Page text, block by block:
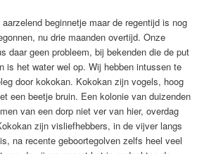
beginnetje maar de regentijd is nog
nu drie maanden overtijd. Onze
daar geen probleem, bij bekenden die de put
is het water wel op. Wij hebben intussen te
door kokokan. Kokokan zijn vogels, hoog
een beetje bruin. Een kolonie van duizenden
van een dorp niet ver van hier, overdag
zijn visliefhebbers, in de vijver langs
na recente geboortegolven zelfs heel veel